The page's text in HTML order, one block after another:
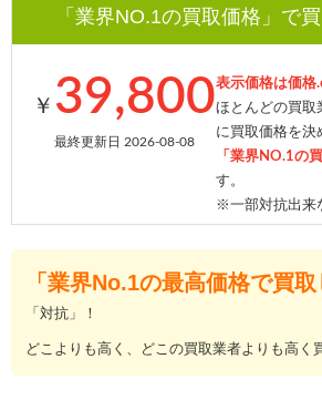
「業界NO.1の買取価格」で
￥ 39,800
最終更新日 2026-08-08
表示価格は価格
ほとんどの買取
に買取価格を決
「業界NO.1の
す。
※一部対抗出来
「業界No.1の最高価格で買取
「対抗」！
どこよりも高く、どこの買取業者よりも高く